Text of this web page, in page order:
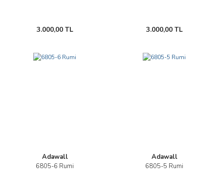
3.000,00 TL 3.000,00 TL
Adawall
6805-6 Rumi
Adawall
6805-5 Rumi